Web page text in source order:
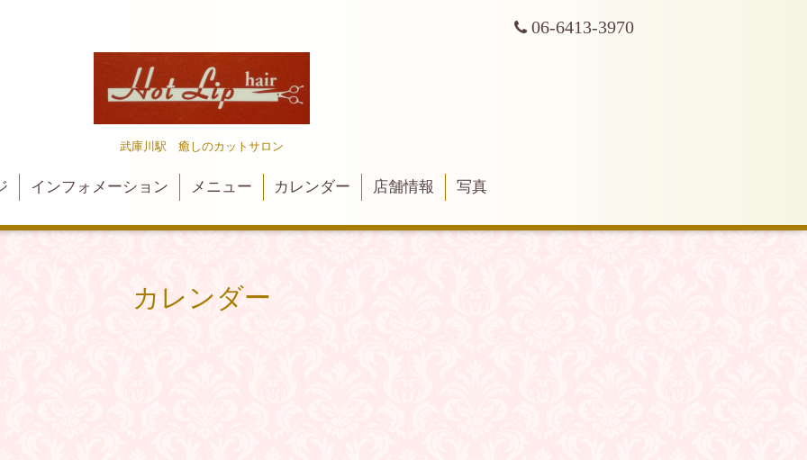
06-6413-3970
武庫川駅 癒しのカットサロン
インフォメーション メニュー カレンダー 店舗情報 写真
カレンダー